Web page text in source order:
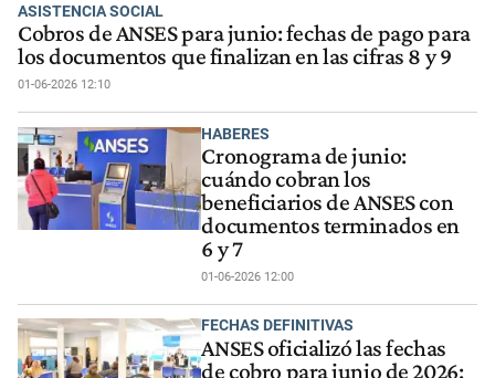
ASISTENCIA SOCIAL
Cobros de ANSES para junio: fechas de pago para
los documentos que finalizan en las cifras 8 y 9
01-06-2026 12:10
HABERES
Cronograma de junio:
cuándo cobran los
beneficiarios de ANSES con
documentos terminados en
6 y 7
01-06-2026 12:00
FECHAS DEFINITIVAS
ANSES oficializó las fechas
de cobro para junio de 2026: